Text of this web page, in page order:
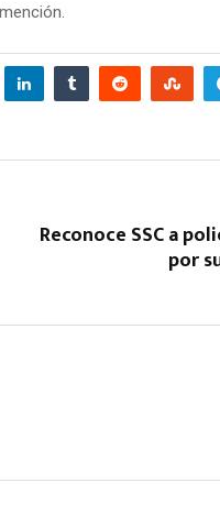
Reconoce SSC a
por